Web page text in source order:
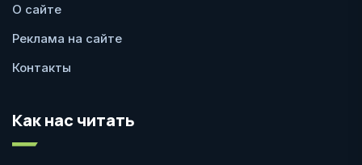
О сайте
Реклама на сайте
Контакты
Как нас читать